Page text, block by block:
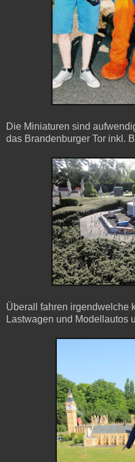
Die Miniaturen sind
das Brandenburger Tor inkl.
Überall fahren irgendwelche
Lastwagen und Modellautos